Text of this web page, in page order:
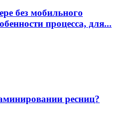
без мобильного
процесса, для...
ресниц?